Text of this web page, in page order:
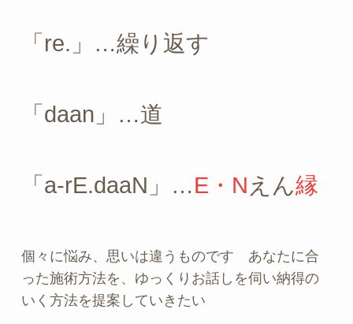
「re.」…繰り返す
「daan」…道
「a-rE.daaN」…E・N えん縁
個々に悩み、思いは違うものです　あなたに合
った施術方法を、ゆっくりお話しを伺い納得の
いく方法を提案していきたい